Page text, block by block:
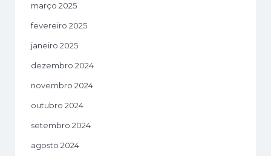
março 2025
fevereiro 2025
janeiro 2025
dezembro 2024
novembro 2024
outubro 2024
setembro 2024
agosto 2024